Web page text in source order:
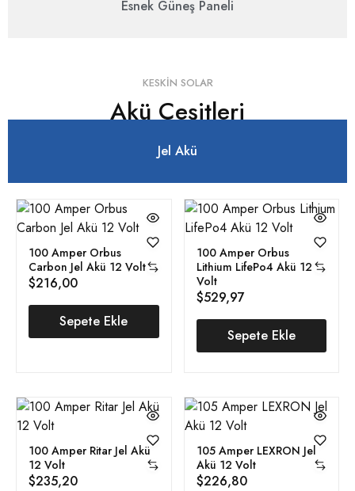
Esnek Güneş Paneli
KESKIN SOLAR
Akü Çeşitleri
Jel Akü
100 Amper Orbus
Carbon Jel Akü 12 Volt
$216,00
Sepete Ekle
100 Amper Orbus
Lithium LifePo4 Akü 12
Volt
$529,97
Sepete Ekle
100 Amper Ritar Jel Akü
12 Volt
$235,20
105 Amper LEXRON Jel
Akü 12 Volt
$226,80